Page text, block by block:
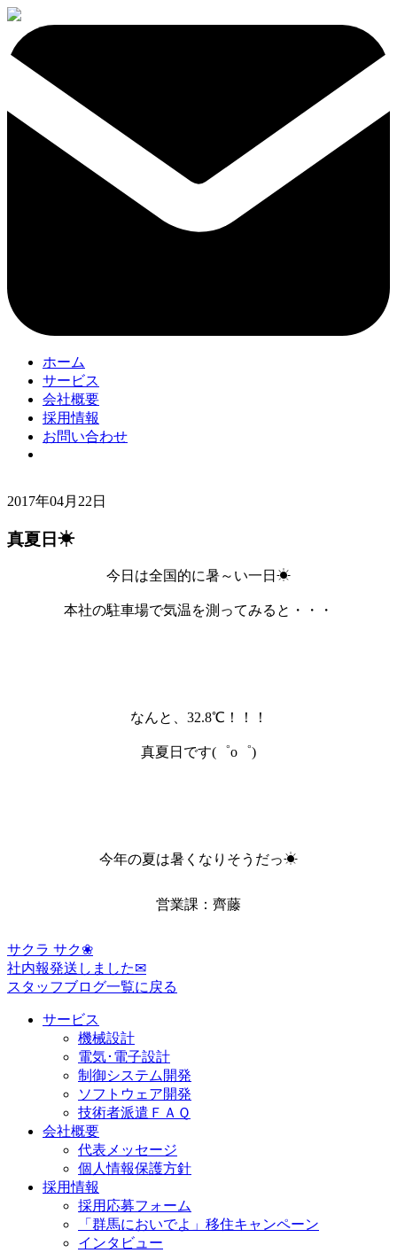
ホーム
サービス
会社概要
採用情報
お問い合わせ
2017年04月22日
真夏日☀
今日は全国的に暑～い一日☀
本社の駐車場で気温を測ってみると・・・
なんと、32.8℃！！！
真夏日です(゜o゜)
今年の夏は暑くなりそうだっ☀
営業課：齊藤
サクラ サク❀
社内報発送しました✉
スタッフブログ一覧に戻る
サービス
機械設計
電気･電子設計
制御システム開発
ソフトウェア開発
技術者派遣ＦＡＱ
会社概要
代表メッセージ
個人情報保護方針
採用情報
採用応募フォーム
「群馬においでよ」移住キャンペーン
インタビュー